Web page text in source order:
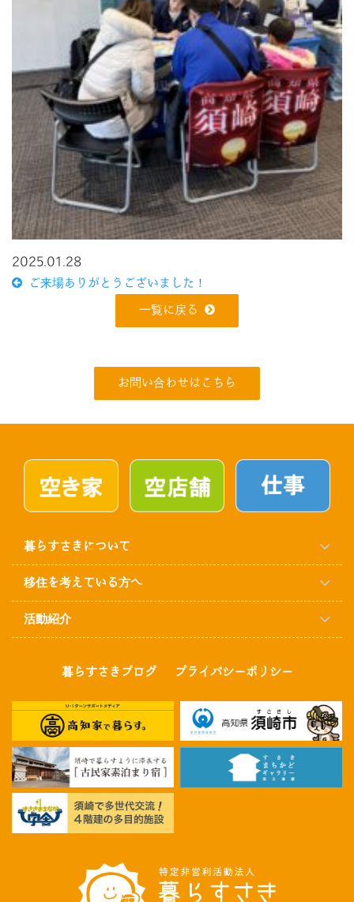
2025.01.28
ご来場ありがとうございました！
一覧に戻る
お問い合わせはこちら
暮らすさきについて
移住を考えている方へ
活動紹介
暮らすさきブログ プライバシーポリシー